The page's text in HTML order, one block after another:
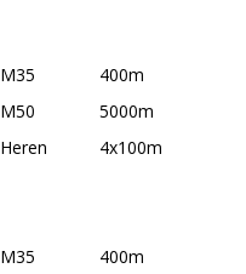
M35
400m
M50
5000m
Heren 4x100m
M35
400m